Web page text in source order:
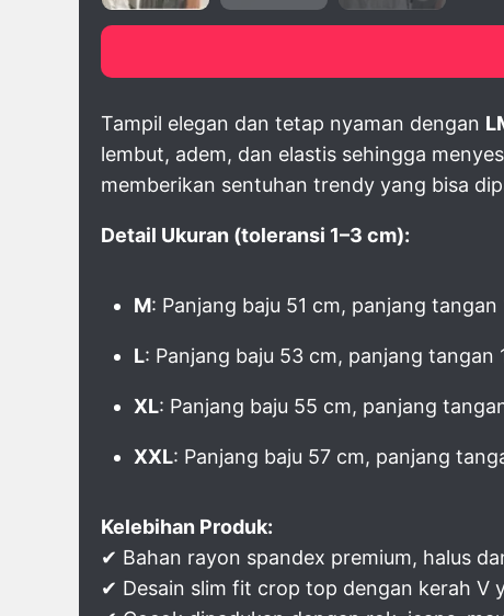
Tampil elegan dan tetap nyaman dengan
lembut, adem, dan elastis sehingga
memberikan sentuhan trendy yang bisa
Detail Ukuran (toleransi 1–3 cm):
M: Panjang baju 51 cm, panjang
L: Panjang baju 53 cm, panjang
XL: Panjang baju 55 cm, panjang
XXL: Panjang baju 57 cm, panjang
Kelebihan Produk:
✔ Bahan rayon spandex premium, halus
✔ Desain slim fit crop top dengan kerah V